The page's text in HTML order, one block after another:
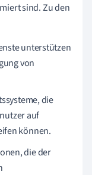
sind. Zu den
unterstützen
von
die
auf
können.
die der